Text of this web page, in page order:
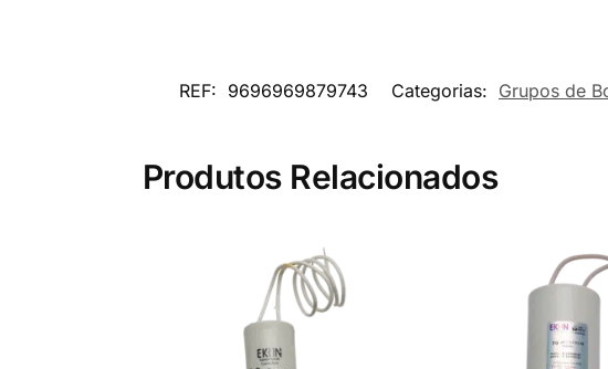
REF: 9696969879743 Categorias: Grupos de
Produtos Relacionados